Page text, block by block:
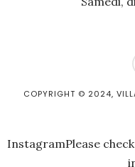
COPYRIGHT © 2024,
InstagramPlease